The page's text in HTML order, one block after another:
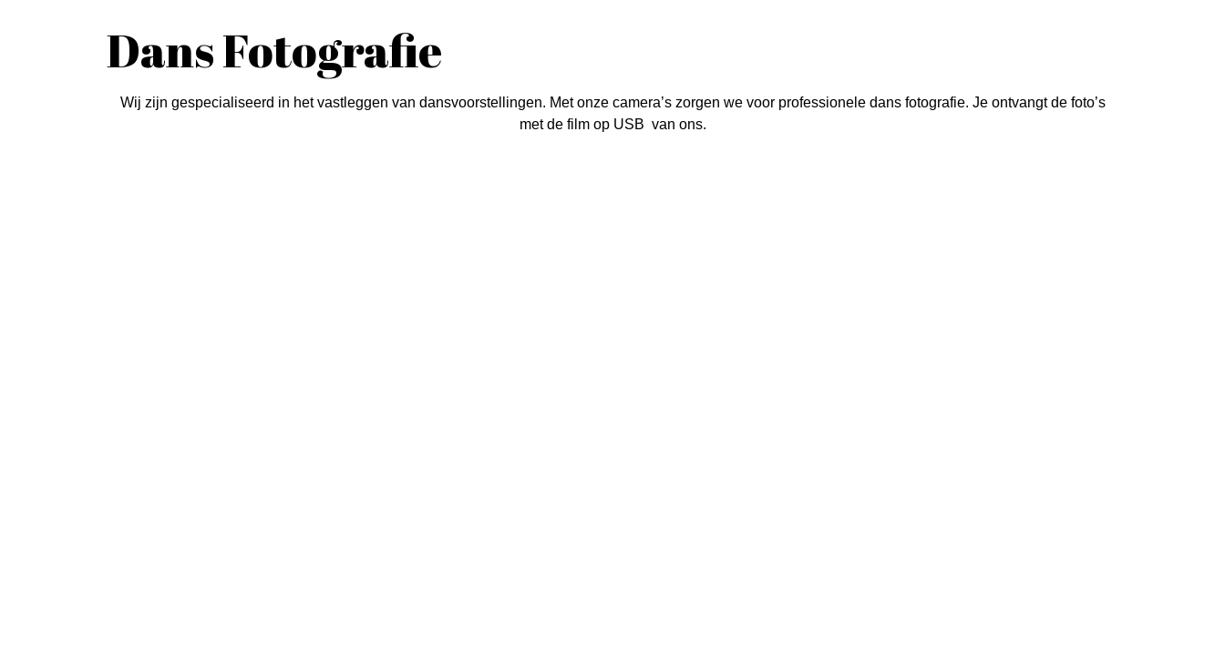
Dans Fotografie
Wij zijn gespecialiseerd in het vastleggen van dansvoorstellingen. Met onze camera’s zorgen we voor professionele dans fotografie. Je ontvangt de foto’s
met de film op USB van ons.